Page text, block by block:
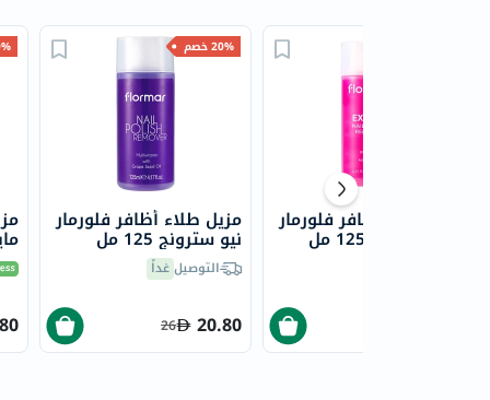
20% خصم
مزيل طلاء أظافر فلورمار
نيو سترونج 125 مل
التوصيلغداً
20.80
26
مزيل طلاء أظافر فلورمار